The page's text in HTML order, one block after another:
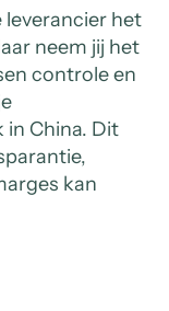
leverancier het
neem jij het
controle en
in China. Dit
kan